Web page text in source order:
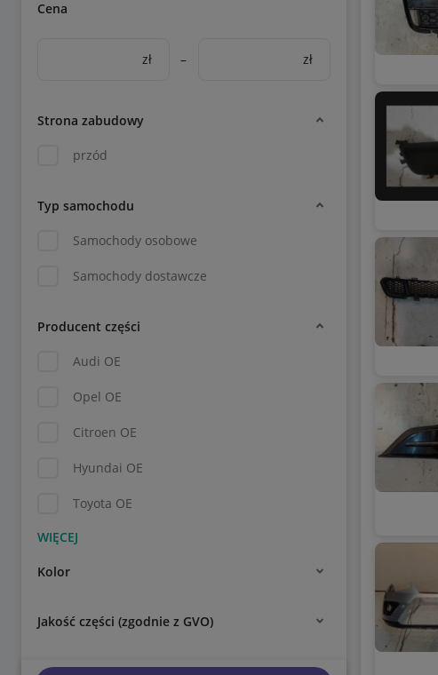
Cena
zł – zł
Strona zabudowy
przód
Typ samochodu
Samochody osobowe
Samochody dostawcze
Producent części
Audi OE
Opel OE
Citroen OE
Hyundai OE
Toyota OE
Kolor
Jakość części (zgodnie z GVO)